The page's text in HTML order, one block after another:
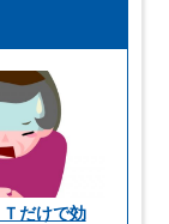
だけで効